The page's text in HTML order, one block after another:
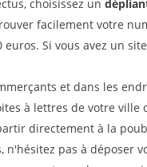
choisissez un
facilement votre
Si vous avez un
et dans les
à lettres de votre
directement à la
n'hésitez pas à déposer